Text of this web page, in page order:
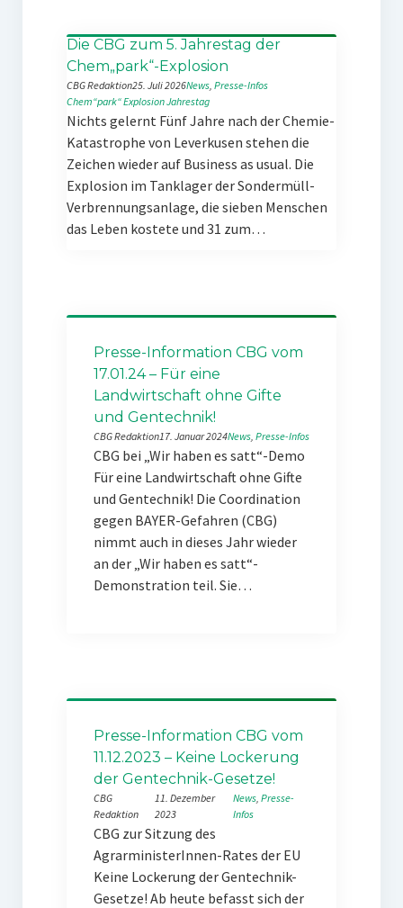
Die CBG zum 5. Jahrestag der
Chem„park“-Explosion
CBG Redaktion25. Juli 2026News, Presse-Infos
Chem“park“ExplosionJahrestag
Nichts gelernt Fünf Jahre nach der Chemie-
Katastrophe von Leverkusen stehen die
Zeichen wieder auf Business as usual. Die
Explosion im Tanklager der Sondermüll-
Verbrennungsanlage, die sieben Menschen
das Leben kostete und 31 zum…
Presse-Information CBG vom
17.01.24 – Für eine
Landwirtschaft ohne Gifte
und Gentechnik!
CBG Redaktion17. Januar 2024News, Presse-Infos
CBG bei „Wir haben es satt“-Demo
Für eine Landwirtschaft ohne Gifte
und Gentechnik! Die Coordination
gegen BAYER-Gefahren (CBG)
nimmt auch in dieses Jahr wieder
an der „Wir haben es satt“-
Demonstration teil. Sie…
Presse-Information CBG vom
11.12.2023 – Keine Lockerung
der Gentechnik-Gesetze!
CBG
Redaktion
11. Dezember
2023
News, Presse-
Infos
CBG zur Sitzung des
AgrarministerInnen-Rates der EU
Keine Lockerung der Gentechnik-
Gesetze! Ab heute befasst sich der